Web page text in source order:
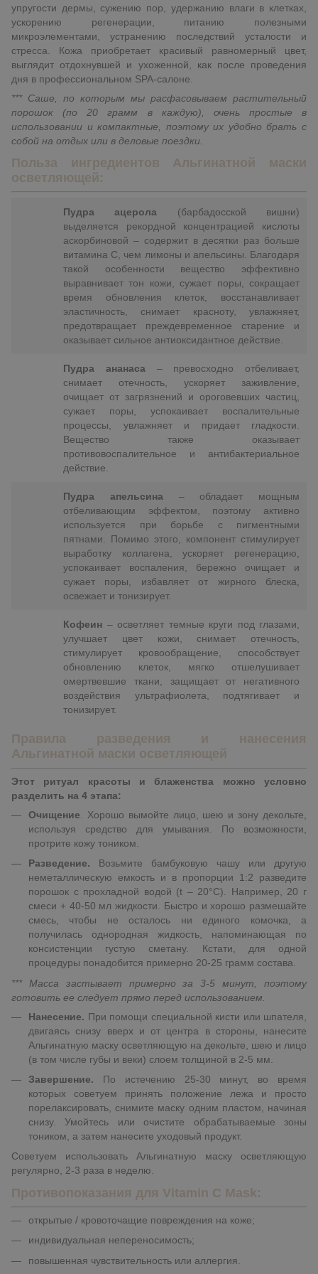
упругости дермы, сужению пор, удержанию влаги в клетках,
ускорению регенерации, питанию полезными
микроэлементами, устранению последствий усталости и
стресса. Кожа приобретает красивый равномерный цвет,
выглядит отдохнувшей и ухоженной, как после проведения
дня в профессиональном SPA-салоне.
*** Саше, по которым мы расфасовываем растительный
порошок (по 20 грамм в каждую), очень простые в
использовании и компактные, поэтому их удобно брать с
собой на отдых или в деловые поездки.
Польза ингредиентов Альгинатной маски
осветляющей:
Пудра ацерола (барбадосской вишни)
выделяется рекордной концентрацией кислоты
аскорбиновой – содержит в десятки раз больше
витамина C, чем лимоны и апельсины. Благодаря
такой особенности вещество эффективно
выравнивает тон кожи, сужает поры, сокращает
время обновления клеток, восстанавливает
эластичность, снимает красноту, увлажняет,
предотвращает преждевременное старение и
оказывает сильное антиоксидантное действие.
Пудра ананаса – превосходно отбеливает,
снимает отечность, ускоряет заживление,
очищает от загрязнений и ороговевших частиц,
сужает поры, успокаивает воспалительные
процессы, увлажняет и придает гладкости.
Вещество также оказывает
противовоспалительное и антибактериальное
действие.
Пудра апельсина – обладает мощным
отбеливающим эффектом, поэтому активно
используется при борьбе с пигментными
пятнами. Помимо этого, компонент стимулирует
выработку коллагена, ускоряет регенерацию,
успокаивает воспаления, бережно очищает и
сужает поры, избавляет от жирного блеска,
освежает и тонизирует.
Кофеин – осветляет темные круги под глазами,
улучшает цвет кожи, снимает отечность,
стимулирует кровообращение, способствует
обновлению клеток, мягко отшелушивает
омертвевшие ткани, защищает от негативного
воздействия ультрафиолета, подтягивает и
тонизирует.
Правила разведения и нанесения
Альгинатной маски осветляющей
Этот ритуал красоты и блаженства можно условно
разделить на 4 этапа:
Очищение . Хорошо вымойте лицо, шею и зону декольте,
используя средство для умывания. По возможности,
протрите кожу тоником.
Разведение. Возьмите бамбуковую чашу или другую
неметаллическую емкость и в пропорции 1:2 разведите
порошок с прохладной водой (t – 20°С). Например, 20 г
смеси + 40-50 мл жидкости. Быстро и хорошо размешайте
смесь, чтобы не осталось ни единого комочка, а
получилась однородная жидкость, напоминающая по
консистенции густую сметану. Кстати, для одной
процедуры понадобится примерно 20-25 грамм состава.
*** Масса застывает примерно за 3-5 минут, поэтому
готовить ее следует прямо перед использованием.
Нанесение. При помощи специальной кисти или шпателя,
двигаясь снизу вверх и от центра в стороны, нанесите
Альгинатную маску осветляющую на декольте, шею и лицо
(в том числе губы и веки) слоем толщиной в 2-5 мм.
Завершение. По истечению 25-30 минут, во время
которых советуем принять положение лежа и просто
порелаксировать, снимите маску одним пластом, начиная
снизу. Умойтесь или очистите обрабатываемые зоны
тоником, а затем нанесите уходовый продукт.
Советуем использовать Альгинатную маску осветляющую
регулярно, 2-3 раза в неделю.
Противопоказания для Vitamin C Mask:
открытые / кровоточащие повреждения на коже;
индивидуальная непереносимость;
повышенная чувствительность или аллергия.